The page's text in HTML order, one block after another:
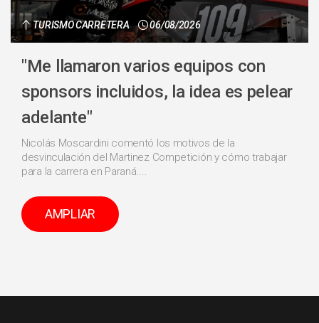
TURISMO CARRETERA 06/08/2026
"Me llamaron varios equipos con
sponsors incluidos, la idea es pelear
adelante"
Nicolás Moscardini comentó los motivos de la
desvinculación del Martinez Competición y cómo trabajar
para la carrera en Paraná....
AMPLIAR